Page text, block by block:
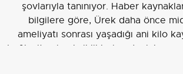
şovlarıyla tanınıyor. Haber
bilgilere göre, Ürek daha önce
ameliyatı sonrası yaşadığı ani kilo
bağlı vitamin eksiklikleri nedeniyle